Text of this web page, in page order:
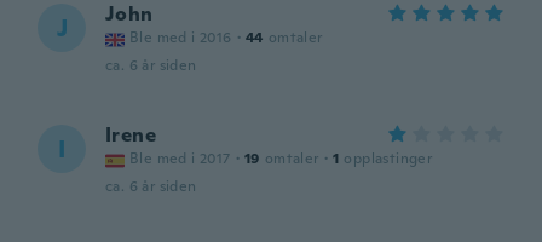
J John
Ble med i 2016 · 44 omtaler
ca. 6 år siden
I Irene
Ble med i 2017 · 19 omtaler · 1 opplastinger
ca. 6 år siden